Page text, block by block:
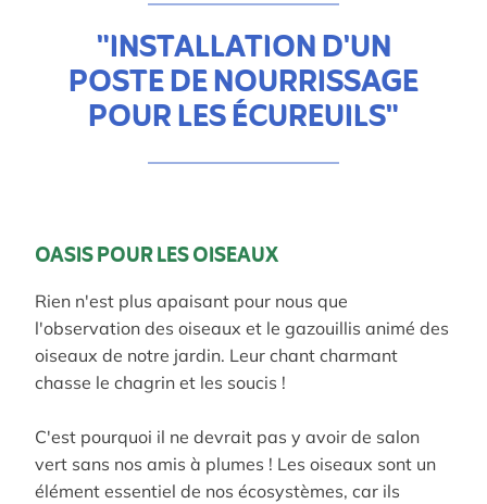
"INSTALLATION D'UN
POSTE DE NOURRISSAGE
POUR LES ÉCUREUILS"
OASIS POUR LES OISEAUX
Rien n'est plus apaisant pour nous que
l'observation des oiseaux et le gazouillis animé des
oiseaux de notre jardin. Leur chant charmant
chasse le chagrin et les soucis !
C'est pourquoi il ne devrait pas y avoir de salon
vert sans nos amis à plumes ! Les oiseaux sont un
élément essentiel de nos écosystèmes, car ils